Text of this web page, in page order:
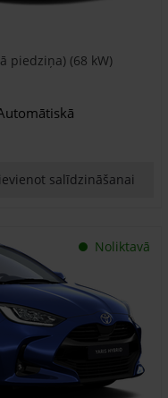
piedziņa) (68 kW)
salīdzināšanai
Noliktavā